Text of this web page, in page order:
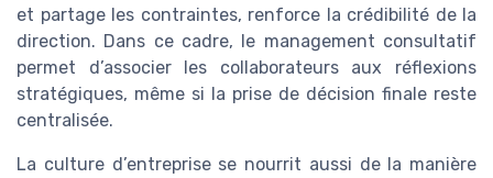
et partage les contraintes, renforce la crédibilité de la
direction. Dans ce cadre, le management consultatif
permet d’associer les collaborateurs aux réflexions
stratégiques, même si la prise de décision finale reste
centralisée.
La culture d’entreprise se nourrit aussi de la manière